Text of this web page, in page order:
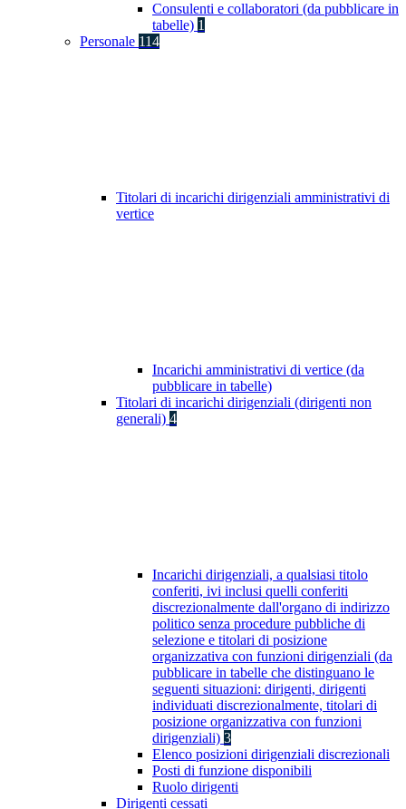
Consulenti e collaboratori (da pubblicare in
tabelle) 1
Personale 114
Titolari di incarichi dirigenziali amministrativi di
vertice
Incarichi amministrativi di vertice (da
pubblicare in tabelle)
Titolari di incarichi dirigenziali (dirigenti non
generali) 4
Incarichi dirigenziali, a qualsiasi titolo
conferiti, ivi inclusi quelli conferiti
discrezionalmente dall'organo di indirizzo
politico senza procedure pubbliche di
selezione e titolari di posizione
organizzativa con funzioni dirigenziali (da
pubblicare in tabelle che distinguano le
seguenti situazioni: dirigenti, dirigenti
individuati discrezionalmente, titolari di
posizione organizzativa con funzioni
dirigenziali) 3
Elenco posizioni dirigenziali discrezionali
Posti di funzione disponibili
Ruolo dirigenti
Dirigenti cessati